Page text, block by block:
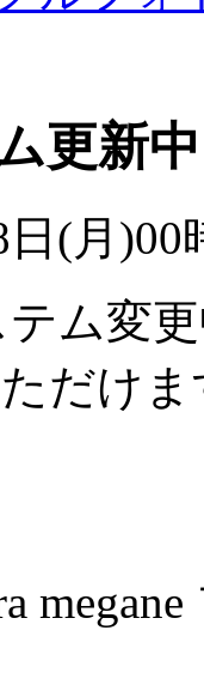
更新中
(月)00
ム変
だけ